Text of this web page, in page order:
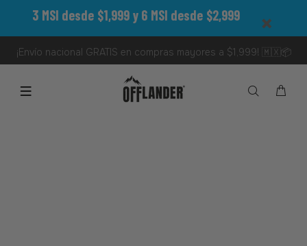
3 MSI desde $1,999 y 6 MSI desde $2,999
¡Envío nacional GRATIS en compras mayores a $1,999! 🇲🇽📦